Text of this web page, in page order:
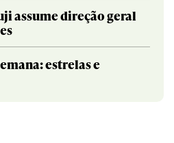
assume direção geral
estrelas e